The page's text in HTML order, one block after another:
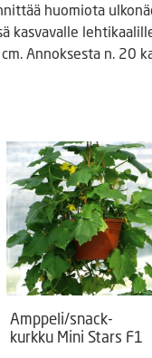
huomiota
kasvavalle
Annoksesta n. 20
Amppeli/snack-
kurkku Mini Stars F1